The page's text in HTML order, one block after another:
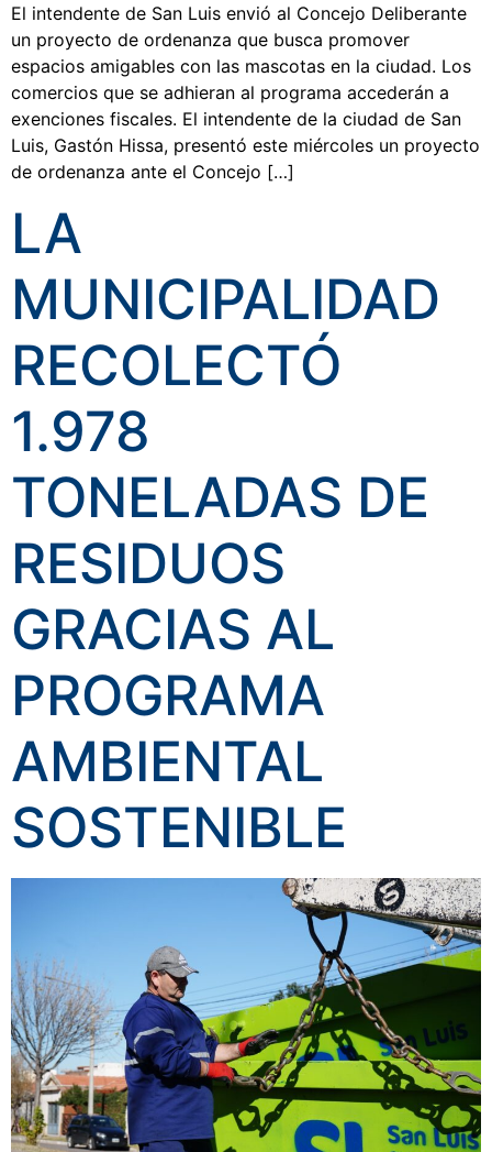
El intendente de San Luis envió al Concejo Deliberante
un proyecto de ordenanza que busca promover
espacios amigables con las mascotas en la ciudad. Los
comercios que se adhieran al programa accederán a
exenciones fiscales. El intendente de la ciudad de San
Luis, Gastón Hissa, presentó este miércoles un proyecto
de ordenanza ante el Concejo […]
LA
MUNICIPALIDAD
RECOLECTÓ
1.978
TONELADAS DE
RESIDUOS
GRACIAS AL
PROGRAMA
AMBIENTAL
SOSTENIBLE